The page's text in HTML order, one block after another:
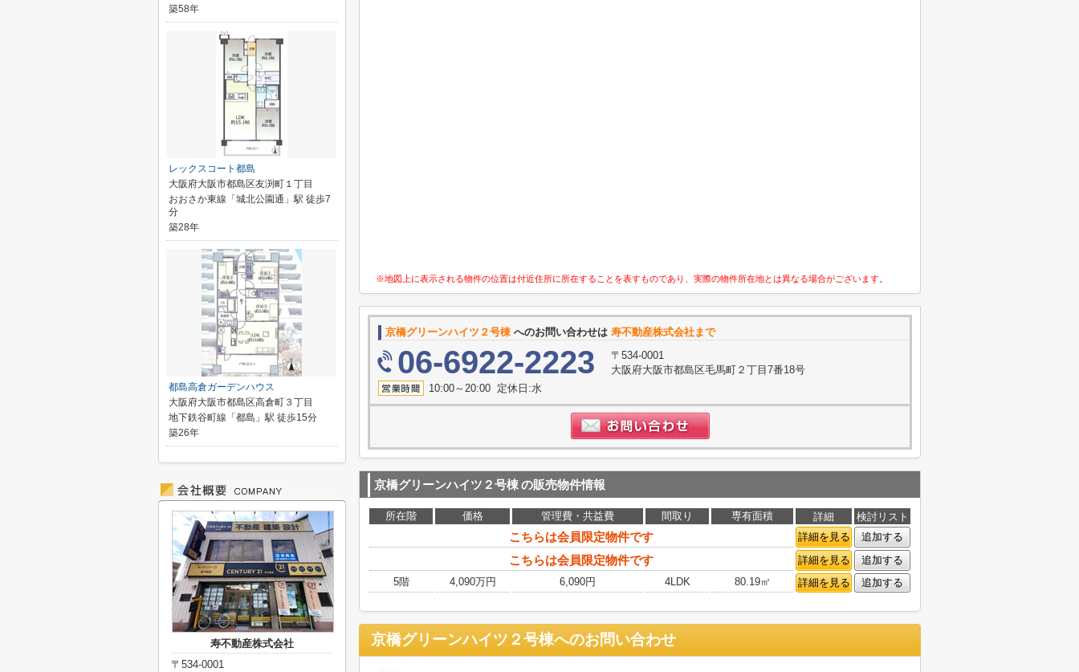
※地図上に表示される物件の位置は付近住所に所在することを表すものであり、実際の物件所在地とは異なる場合がございます。
京橋グリーンハイツ２号棟 へのお問い合わせは 寿不動産株式会社まで
06-6922-2223
〒534-0001
大阪府大阪市都島区毛馬町２丁目7番18号
10:00～20:00 定休日:水
京橋グリーンハイツ２号棟の販売物件情報
所在階 価格 管理費・共益費 間取り 専有面積 詳細 検討リスト
こちらは会員限定物件です 詳細を見る 追加する
こちらは会員限定物件です 詳細を見る
追加する
5階
4,090万円 6,090円 4LDK 80.19㎡ 詳細を見る 追加する
京橋グリーンハイツ２号棟へのお問い合わせ
築58年
レックスコート都島
大阪府大阪市都島区友渕町１丁目
おおさか東線「城北公園通」駅 徒歩7
分
築28年
都島高倉ガーデンハウス
大阪府大阪市都島区高倉町３丁目
地下鉄谷町線「都島」駅 徒歩15分
築26年
寿不動産株式会社
〒534-0001